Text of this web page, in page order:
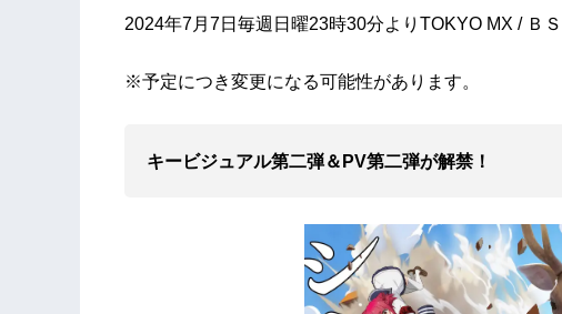
2024年7月7日毎週日曜23時30分よりTOKYO MX / Ｂ
※予定につき変更になる可能性があります。
キービジュアル第二弾＆PV第二弾が解禁！